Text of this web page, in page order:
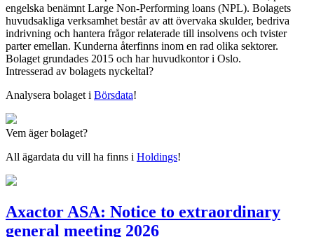
engelska benämnt Large Non-Performing loans (NPL). Bolagets
huvudsakliga verksamhet består av att övervaka skulder, bedriva
indrivning och hantera frågor relaterade till insolvens och tvister
parter emellan. Kunderna återfinns inom en rad olika sektorer.
Bolaget grundades 2015 och har huvudkontor i Oslo.
Intresserad av bolagets nyckeltal?
Analysera bolaget i Börsdata!
Vem äger bolaget?
All ägardata du vill ha finns i Holdings!
Axactor ASA: Notice to extraordinary
general meeting 2026